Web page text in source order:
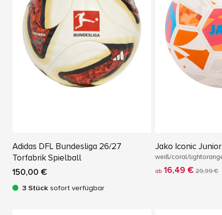
Adidas DFL Bundesliga 26/27
Torfabrik Spielball
150,00 €
3 Stück sofort verfügbar
Jako Iconic
weiß/coral/
ab 16,49 € 29,99 €